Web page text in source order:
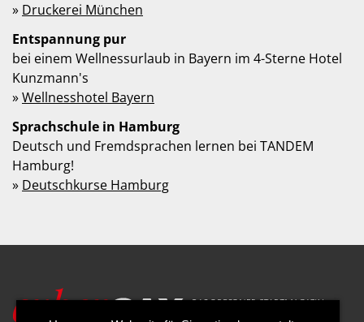
» Druckerei München
Entspannung pur
bei einem Wellnessurlaub in Bayern im 4-Sterne Hotel
Kunzmann's
»Wellnesshotel Bayern
Sprachschule in Hamburg
Deutsch und Fremdsprachen lernen bei TANDEM
Hamburg!
» Deutschkurse Hamburg